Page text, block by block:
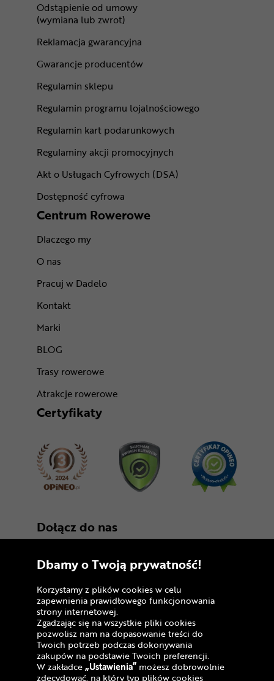
Odstąpienie od umowy
(wymiana lub zwrot)
Reklamacja gwarancyjna
Gwarancje producentów
Regulamin sklepu
Regulamin programu lojalnościowego
Regulamin kart podarunkowych
Regulaminy akcji promocyjnych
Akt o Usługach Cyfrowych (DSA)
Dostępność cyfrowa
Centrum Rowerowe
Dlaczego my
O nas
Pracuj w Dadelo
Kontakt
Marki
BLOG
Trasy rowerowe
Atrakcje rowerowe
Certyfikaty
Dołącz do nas
Copyright © 2005 - 2026
Polityka prywatności i zasady korzystania z
serwisu
Dbamy o Twoją prywatność!
Korzystamy z plików cookies w celu
zapewnienia prawidłowego funkcjonowania
strony internetowej.
Zgadzając się na wszystkie pliki cookies
pozwolisz nam na dopasowanie treści do
Twoich potrzeb podczas dokonywania
zakupów na podstawie Twoich preferencji.
W zakładce„Ustawienia” możesz dobrowolnie
zdecydować, na który typ plików cookies